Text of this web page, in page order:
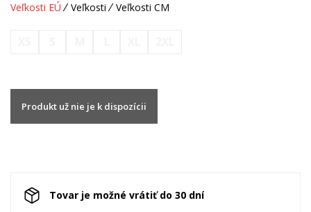
Veľkosti EÚ Veľkosti Veľkosti CM
Produkt už nie je k dispozícii
Tovar je možné vrátiť do 30 dní